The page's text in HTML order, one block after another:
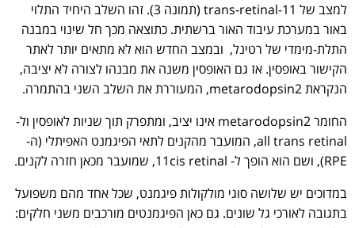
למצב של 11-trans-retinal (תמונה 3). זהו השלב היחיד התלוי
באור במערכת עיבוד האור ברשתית. כתוצאה מכך חל שינוי במבנה
התלת-מימדי של רטינל, ובמצב החדש הוא לא מתאים יותר לאתר
הקישור באופסין. אז גם האופסין משנה את מבנהו לצורה לא יציבה,
הנקראת metarodopsin2, המעוררת את השלב השני בהתמרה.
החומר metarodopsin2 אינו יציב, ומתפרק תוך שניות לאופסין ול-
all trans retinal, המועבר מהקנים לתאי הפיגמנט האפיתלי (ה-
RPE), ושם הוא הופך ל- 11cis retinal, שמועבר מכאן חזרה לקנים.
במדוכים יש שלושה סוגי מולקולות פיגמנט, שכל אחד מהם משפועל
בתגובה לאורכי גל שונים. גם כאן הפיגמנטים מורכבים משני חלקים: